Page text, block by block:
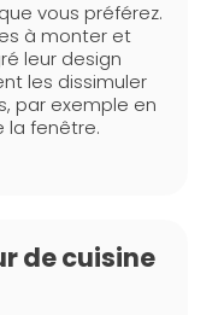
vous préférez.
à monter et
leur design
les dissimuler
par exemple en
la fenêtre.
de cuisine